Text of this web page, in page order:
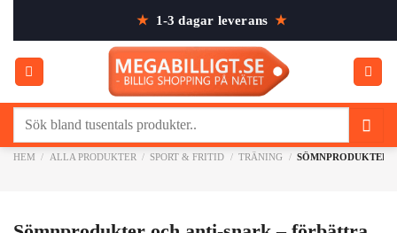
content
★ 1-3 dagar leverans ★
HEM / ALLA PRODUKTER / SPORT & FRITID / TRÄNING / SÖMNPRODUKTER